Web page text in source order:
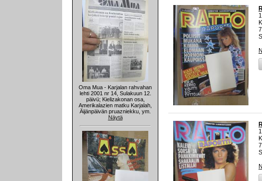
Oma Mua - Karjalan rahvahan
lehti 2001 nr 14, Sulakuun 12.
päivü; Kielizakonan osa,
Amerikalazien matku Karjalah,
Äijänpäivän pruazniekku, ym.
Näytä